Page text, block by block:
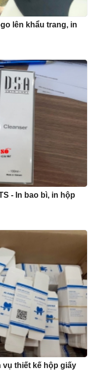
lên khẩu trang, in
- In bao bì, in hộp
thiết kế hộp giấy